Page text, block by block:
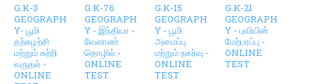
G.K-3
GEOGRAPH
Y- பூமி
தற்சுழற்சி
மற்றும் சுற்றி
வருதல் -
ONLINE
G.K-76
GEOGRAPH
Y - இந்தியா -
வேளாண்
தொழில் -
ONLINE
TEST.
G.K-15
GEOGRAPH
Y - பூமி
அமைப்பு
மற்றும் நகர்வு -
ONLINE
TEST
G.K-21
GEOGRAPH
Y - புவியின்
மேற்பரப்பு -
ONLINE
TEST